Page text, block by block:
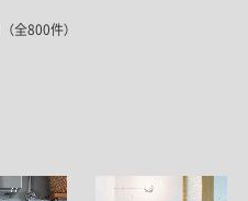
（全800件）